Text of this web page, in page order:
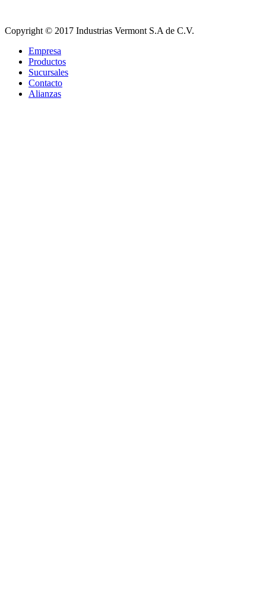
Copyright © 2017 Industrias Vermont S.A de C.V.
Empresa
Productos
Sucursales
Contacto
Alianzas